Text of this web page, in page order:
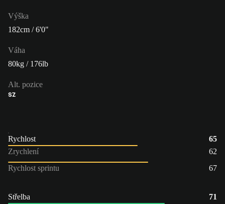
Výška
182cm / 6'0"
Váha
80kg / 176lb
Alt. pozice
SZ
Rychlost
65
Zrychlení
62
Rychlost sprintu
67
Střelba
71